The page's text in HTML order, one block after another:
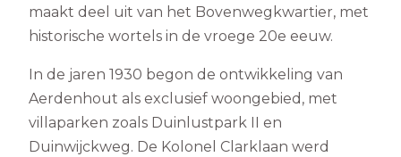
maakt deel uit van het Bovenwegkwartier, met
historische wortels in de vroege 20e eeuw.
In de jaren 1930 begon de ontwikkeling van
Aerdenhout als exclusief woongebied, met
villaparken zoals Duinlustpark II en
Duinwijckweg. De Kolonel Clarklaan werd